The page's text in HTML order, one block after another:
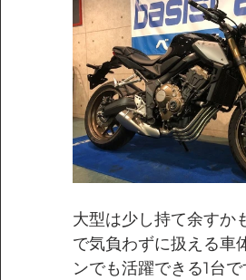
大型は少し持て余すか
で気負わずに扱える車
ンでも活躍できる1台で